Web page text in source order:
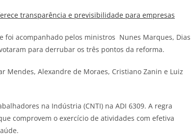
transparência e previsibilidade para empresas
foi acompanhado pelos ministros Nunes Marques, Dias
para derrubar os três pontos da reforma.
Mendes, Alexandre de Moraes, Cristiano Zanin e Luiz
na Indústria (CNTI) na ADI 6309. A regra
comprovem o exercício de atividades com efetiva